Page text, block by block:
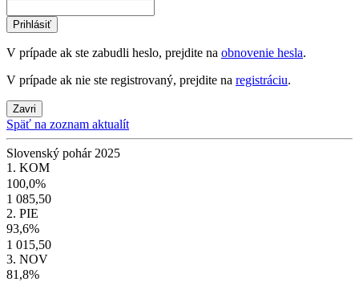
Prihlásiť
V prípade ak ste zabudli heslo, prejdite na obnovenie hesla.
V prípade ak nie ste registrovaný, prejdite na registráciu.
Zavri
Späť na zoznam aktualít
Slovenský pohár 2025
1. KOM
100,0%
1 085,50
2. PIE
93,6%
1 015,50
3. NOV
81,8%